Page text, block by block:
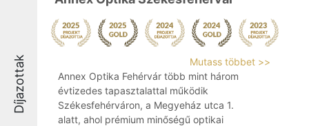
Díjazottak
Mutass többet >>
Annex Optika Fehérvár több mint három
évtizedes tapasztalattal működik
Székesfehérváron, a Megyeház utca 1.
alatt, ahol prémium minőségű optikai